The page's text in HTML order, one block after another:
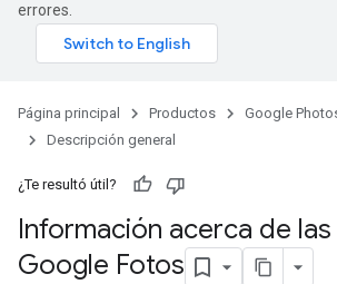
errores.
Página principal Productos
Google
Descripción general
¿Te resultó útil?
Información acerca de las
Google Fotos